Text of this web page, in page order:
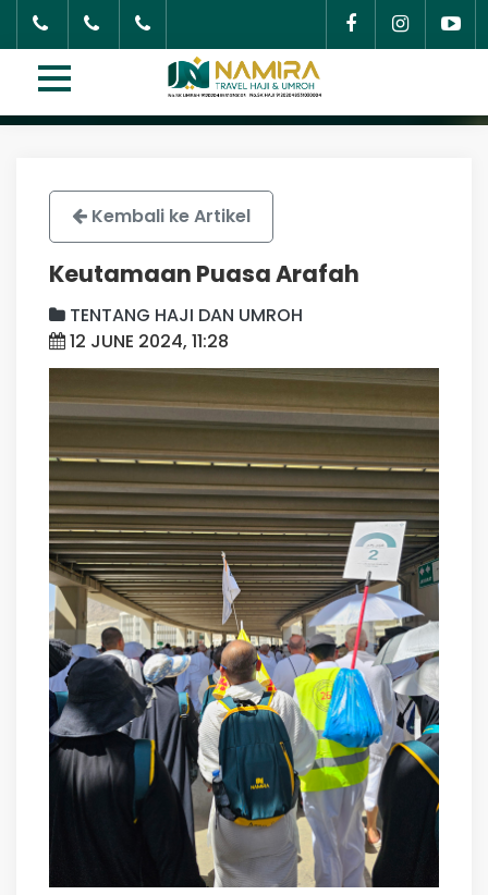
Kembali ke Artikel
Keutamaan Puasa Arafah
TENTANG HAJI DAN UMROH
12 JUNE 2024, 11:28